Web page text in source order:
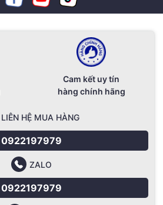
Cam kết uy tín
hàng chính hãng
LIÊN HỆ MUA HÀNG
0922197979
ZALO
0922197979